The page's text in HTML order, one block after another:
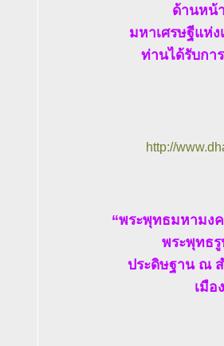
ด้านหน้
มหาเศรษฐีแห่
ท่านได้รับกา
http://
“พระพุทธมหามง
พระพุทธ
ประดิษฐาน ณ
เมือ